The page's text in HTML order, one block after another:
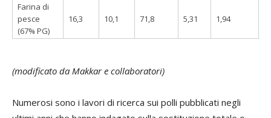
Farina di
pesce
(67% PG)
16,3 10,1 71,8 5,31 1,94
(modificato da Makkar e collaboratori)
Numerosi sono i lavori di ricerca sui polli pubblicati negli